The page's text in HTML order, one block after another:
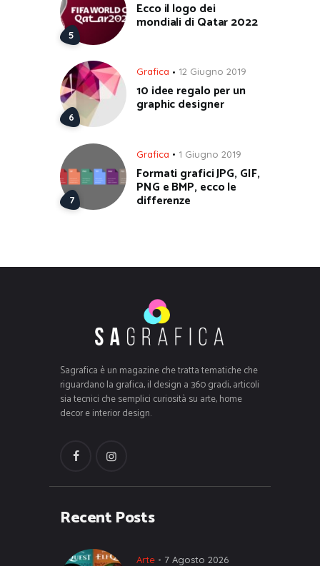
Ecco il logo dei
mondiali di Qatar 2022
Grafica 12 Giugno 2019
10 idee regalo per un
graphic designer
Grafica 1 Giugno 2019
Formati grafici JPG, GIF,
PNG e BMP, ecco le
differenze
Sagrafica è un magazine che tratta tematiche che
riguardano la grafica, il design a 360 gradi, articoli
sia tecnici che semplici curiosità su arte, home
decor e interior design.
Recent Posts
Arte 7 Agosto 2026